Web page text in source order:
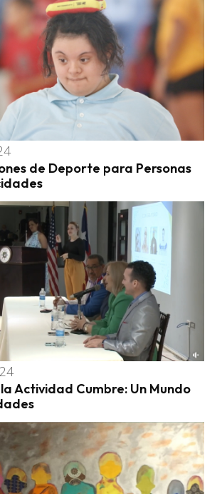
de Deporte para Personas
Actividad Cumbre: Un Mundo